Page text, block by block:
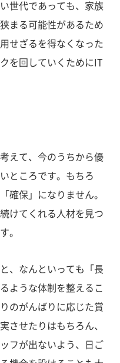
世代であっても、家族
まる可能性があるため
せざるを得なくなった
を回していくためにIT
えて、今のうちから優
ところです。もちろ
確保」になりません。
けてくれる人材を見つ
。
、なんといっても「長
ような体制を整えるこ
のがんばりに応じた賞
させたりはもちろん、
フが出ないよう、日ご